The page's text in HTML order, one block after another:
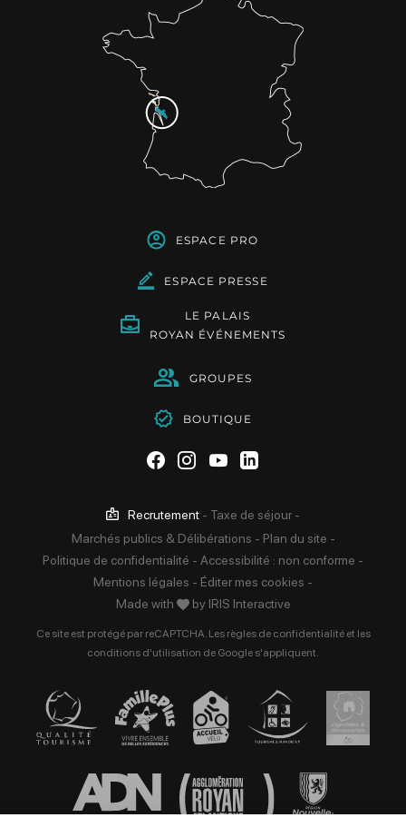
ESPACE PRO
ESPACE PRESSE
LE PALAIS
ROYAN ÉVÉNEMENTS
GROUPES
BOUTIQUE
Suivez-nous sur Facebook
Suivez-nous sur
Suivez-nous sur
Suivez-nous sur
Recrutement - Taxe de séjour -
Marchés publics & Délibérations - Plan du site -
Politique de confidentialité - Accessibilité : non conforme -
Mentions légales - Éditer mes cookies -
Made with
by IRIS Interactive
Ce site est protégé par reCAPTCHA. Les règles de confidentialitéet les
conditions d'utilisation de Google s'appliquent.